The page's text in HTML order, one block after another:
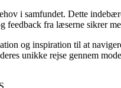
i samfundet. Dette
fra læserne sikrer
og inspiration til at
unikke rejse gennem